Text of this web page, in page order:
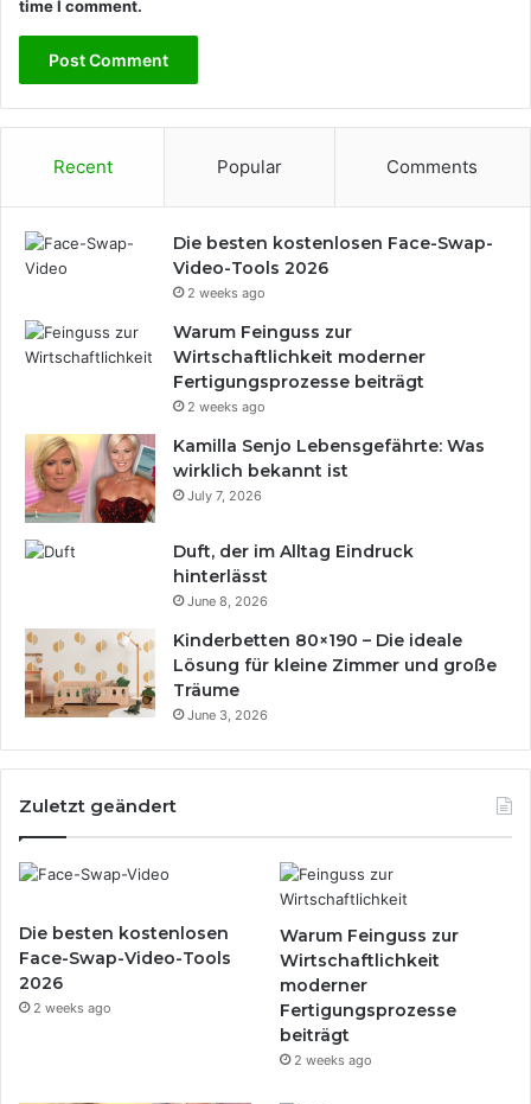
time I comment.
Recent Popular Comments
Die besten kostenlosen Face-Swap-
Video-Tools 2026
2 weeks ago
Warum Feinguss zur
Wirtschaftlichkeit moderner
Fertigungsprozesse beiträgt
2 weeks ago
Kamilla Senjo Lebensgefährte: Was
wirklich bekannt ist
July 7, 2026
Duft, der im Alltag Eindruck
hinterlässt
June 8, 2026
Kinderbetten 80×190 – Die ideale
Lösung für kleine Zimmer und große
Träume
June 3, 2026
Zuletzt geändert
Die besten kostenlosen
Face-Swap-Video-Tools
2026
2 weeks ago
Warum Feinguss zur
Wirtschaftlichkeit
moderner
Fertigungsprozesse
beiträgt
2 weeks ago